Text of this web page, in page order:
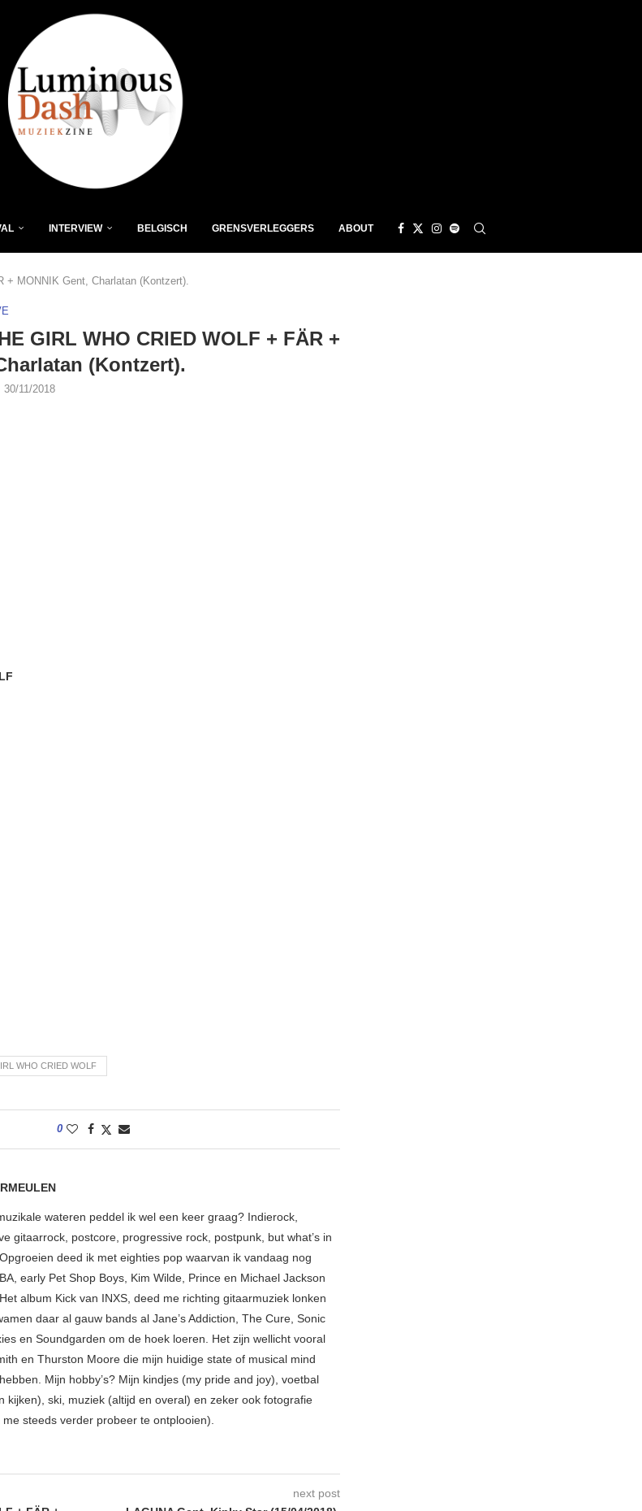
INTERVIEW BELGISCH GRENSVERLEGGERS ABOUT
+ MONNIK Gent, Charlatan (Kontzert).
GIRL WHO CRIED WOLF + FÄR +
(Kontzert).
30/11/2018
WHO CRIED WOLF
0
wateren peddel ik wel een keer graag? Indierock,
gitaarrock, postcore, progressive rock, postpunk, but what’s in
deed ik met eighties pop waarvan ik vandaag nog
early Pet Shop Boys, Kim Wilde, Prince en Michael Jackson
album Kick van INXS, deed me richting gitaarmuziek lonken
daar al gauw bands al Jane’s Addiction, The Cure, Sonic
en Soundgarden om de hoek loeren. Het zijn wellicht vooral
en Thurston Moore die mijn huidige state of musical mind
Mijn hobby’s? Mijn kindjes (my pride and joy), voetbal
kijken), ski, muziek (altijd en overal) en zeker ook fotografie
me steeds verder probeer te ontplooien).
next post